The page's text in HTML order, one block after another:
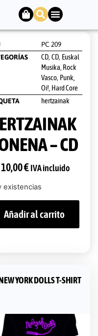
PC 209
CD, CD, Euskal
Musika, Rock
Vasco, Punk,
Oi!, Hard Core
hertzainak
– CD
10,00€IVA incluido
existencias
Añadir al carrito
YORK DOLLS T-SHIRT